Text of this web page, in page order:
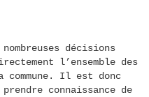
décisions
l’ensemble des
Il est donc
connaissance de